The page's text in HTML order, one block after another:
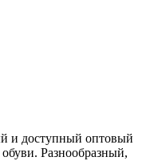
и доступный оптовый
Разнообразный,